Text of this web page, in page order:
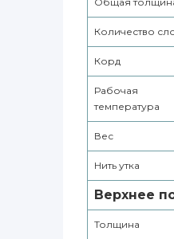
Количество
Корд
Рабочая
температура
Вес
Нить утка
Верхнее
Толщина